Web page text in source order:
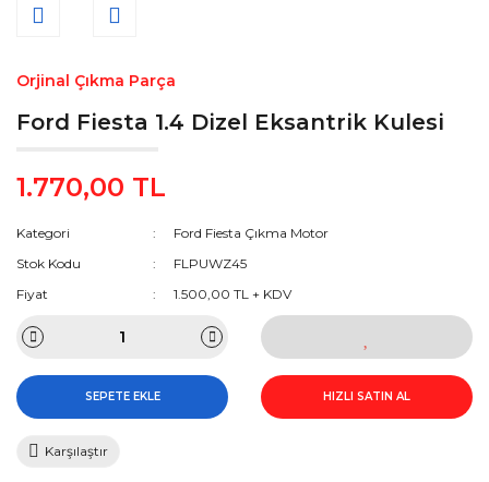
Orjinal Çıkma Parça
Ford Fiesta 1.4 Dizel Eksantrik Kulesi
1.770,00 TL
Kategori
Ford Fiesta Çıkma Motor
Stok Kodu
FLPUWZ45
Fiyat
1.500,00 TL + KDV
SEPETE EKLE HIZLI SATIN AL
Karşılaştır